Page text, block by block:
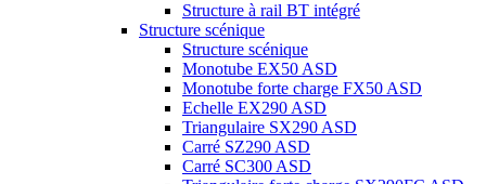
Structure à rail BT intégré
Structure scénique
Structure scénique
Monotube EX50 ASD
Monotube forte charge FX50 ASD
Echelle EX290 ASD
Triangulaire SX290 ASD
Carré SZ290 ASD
Carré SC300 ASD